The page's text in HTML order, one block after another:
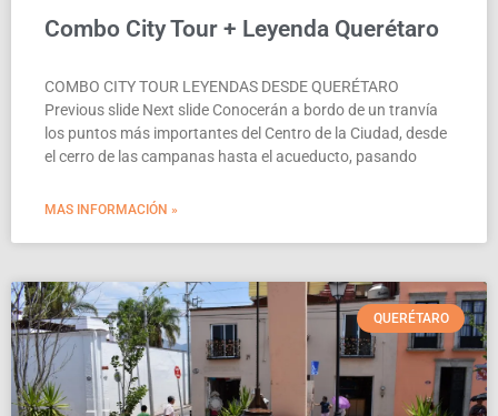
Combo City Tour + Leyenda Querétaro
COMBO CITY TOUR LEYENDAS DESDE QUERÉTARO
Previous slide Next slide Conocerán a bordo de un tranvía
los puntos más importantes del Centro de la Ciudad, desde
el cerro de las campanas hasta el acueducto, pasando
MAS INFORMACIÓN »
QUERÉTARO